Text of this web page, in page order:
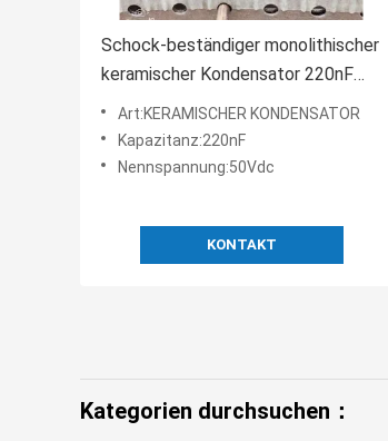
Schock-beständiger monolithischer
keramischer Kondensator 220nF
Entstörungs
Art:KERAMISCHER KONDENSATOR
Kapazitanz:220nF
Nennspannung:50Vdc
KONTAKT
Kategorien durchsuchen：